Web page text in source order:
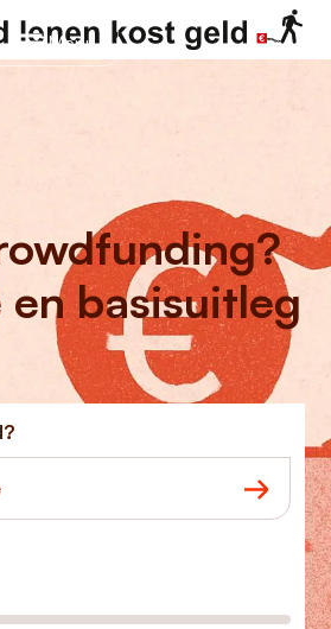
Menu
basisuitleg